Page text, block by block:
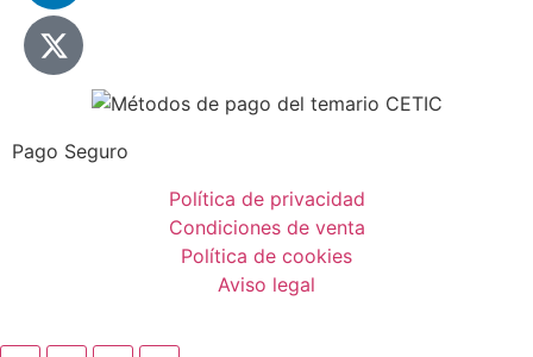
Pago Seguro
Política de privacidad
Condiciones de venta
Política de cookies
Aviso legal